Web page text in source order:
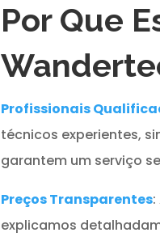
Por Que
Profissionais
técnicos experientes,
garantem um serviço
Preços Transparentes:
explicamos